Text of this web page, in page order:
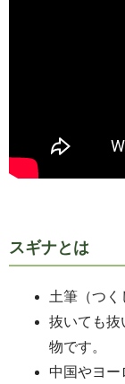
スギナとは
土筆（つく
抜いても抜
物です。
中国やヨー